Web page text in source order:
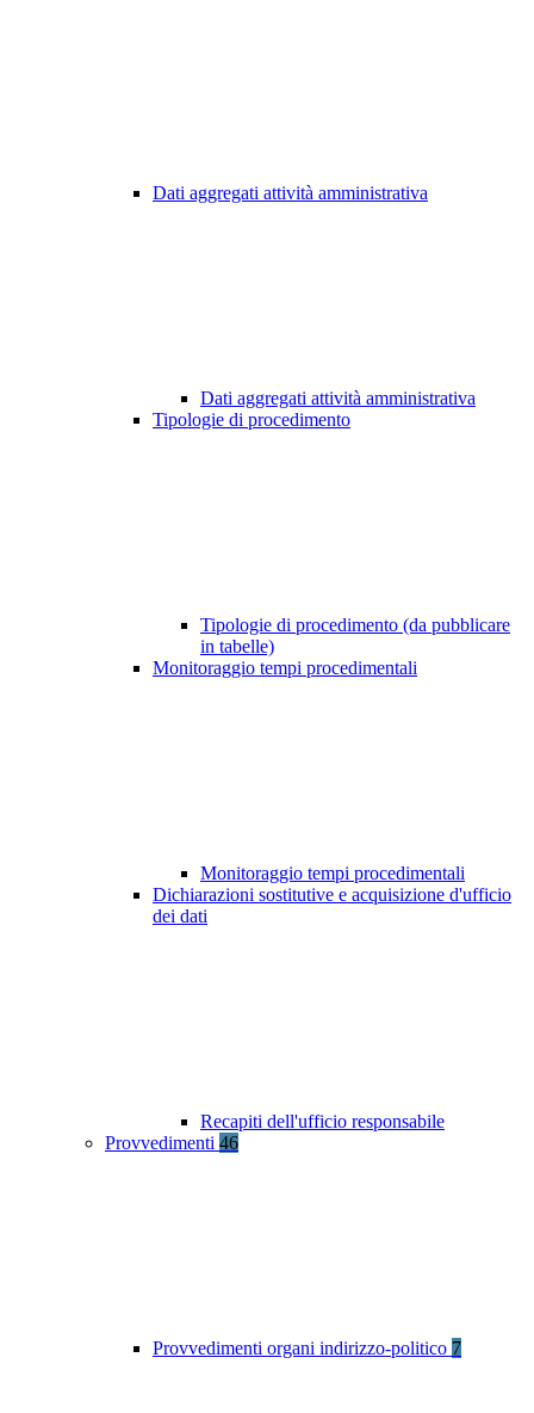
Dati aggregati attività amministrativa
Dati aggregati attività amministrativa
Tipologie di procedimento
Tipologie di procedimento (da pubblicare
in tabelle)
Monitoraggio tempi procedimentali
Monitoraggio tempi procedimentali
Dichiarazioni sostitutive e acquisizione d'ufficio
dei dati
Recapiti dell'ufficio responsabile
Provvedimenti 46
Provvedimenti organi indirizzo-politico 7